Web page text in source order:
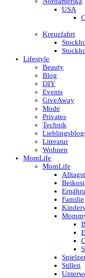
USA
Kreuzfahrt
Lifestyle
Beauty
Blog
DIY
Events
GiveAway
Mode
Privates
Technik
Literatur
Wohnen
MomLife
MomLife
Beikost
Familie
Stillen